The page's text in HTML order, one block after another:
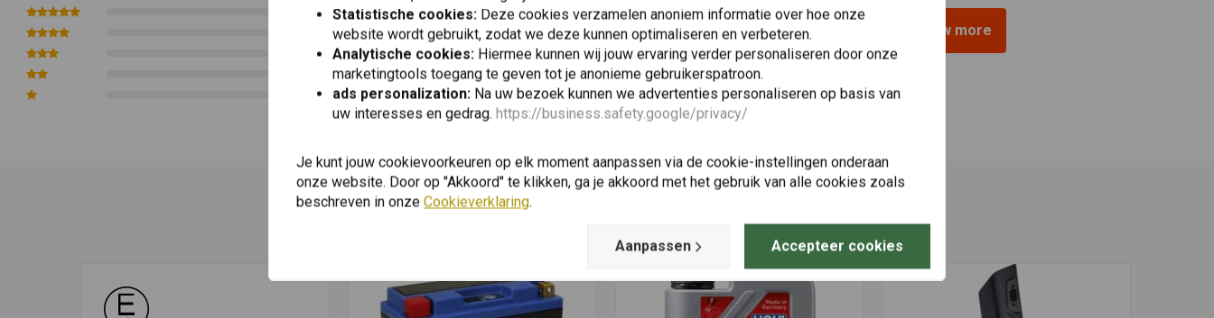
Aansluitingen:
Stroomverbruik:
0
0
0
0
0
View more
Vergelijkbare producten
Statistische cookies: Deze cookies verzamelen anoniem informatie over hoe onze
website wordt gebruikt, zodat we deze kunnen optimaliseren en verbeteren.
Analytische cookies: Hiermee kunnen wij jouw ervaring verder personaliseren door onze
marketingtools toegang te geven tot je anonieme gebruikerspatroon.
ads personalization: Na uw bezoek kunnen we advertenties personaliseren op basis van
uw interesses en gedrag. https://business.safety.google/privacy/
Je kunt jouw cookievoorkeuren op elk moment aanpassen via de cookie-instellingen onderaan
onze website. Door op "Akkoord" te klikken, ga je akkoord met het gebruik van alle cookies zoals
beschreven in onze Cookieverklaring.
Aanpassen Accepteer cookies